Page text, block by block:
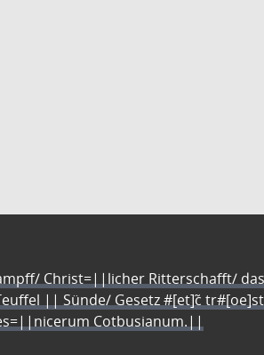
Christ=||licher Ritterschafft/
|| Sünde/ Gesetz #[et]c̃
Cotbusianum.||